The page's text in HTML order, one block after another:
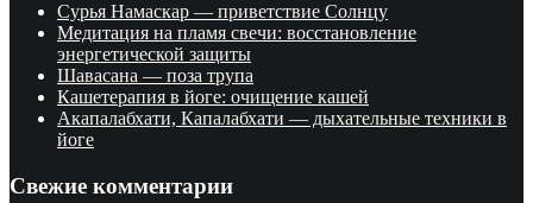
Сурья Намаскар — приветствие Солнцу
Медитация на пламя свечи: восстановление
энергетической защиты
Шавасана — поза трупа
Кашетерапия в йоге: очищение кашей
Акапалабхати, Капалабхати — дыхательные техники в
йоге
Свежие комментарии